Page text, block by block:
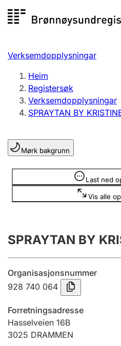
til
Registersøk
Aksjeselskap
Enkeltpersonføretak
Registrere, endre, slette
Lag og foreining
Registrere, endre, slette
Innsending og
Jeger
Verksemdopplysningar
Heim
Registersøk
Verksemdopplysningar
SPRAYTAN BY
Mørk bakgrunn
Last ned
Vis alle
Opplysninger er skjult
SPRAYTAN BY
Organisasjonsnummer
928 740 064
Forretningsadresse
Hasselveien 16B
3025 DRAMMEN